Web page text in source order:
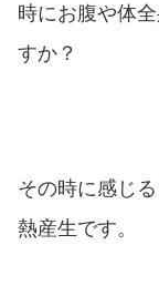
時にお腹や体
すか？
その時に感じる
熱産生です。